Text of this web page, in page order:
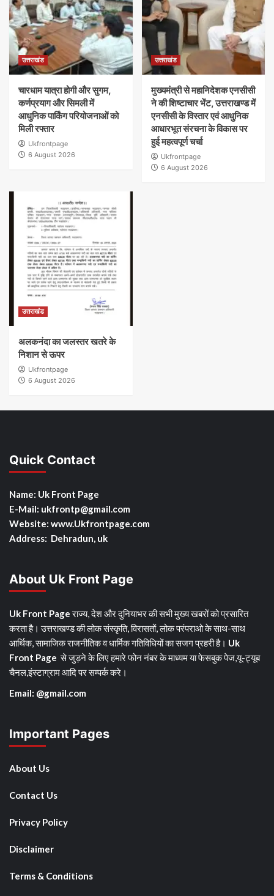
उत्तराखंड
चारधाम यात्रा होगी और सुगम,
कर्णप्रयाग और सिमली में
आधुनिक पार्किंग परियोजनाओं को
मिली रफ्तार
Ukfrontpage
6 August 2026
उत्तराखंड
मुख्यमंत्री से महानिदेशक एनसीसी
ने की शिष्टाचार भेंट, उत्तराखण्ड में
एनसीसी के विस्तार एवं आधुनिक
आधारभूत संरचना के विकास पर
हुई महत्वपूर्ण चर्चा
Ukfrontpage
6 August 2026
उत्तराखंड
अलकनंदा का जलस्तर खतरे के
निशान से ऊपर
Ukfrontpage
6 August 2026
Quick Contact
Name: Uk Front Page
E-Mail: ukfrontp@gmail.com
Website: www.Ukfrontpage.com
Address: Dehradun, uk
About Uk Front Page
Uk Front Pageराज्य, देश और दुनियाभर की सभी मुख्य खबरों को प्रसारित
करता है। उत्तराखण्ड की लोक संस्कृति, विरासतों, लोक परंपराओ के साथ-साथ
आर्थिक, सामाजिक राजनीतिक व धार्मिक गतिविधियों का सजग प्रहरी है। Uk
Front Page से जुड़ने के लिए हमारे फोन नंबर के माध्यम या फेसबुक पेज,यू-ट्यूब
चैनल,इंस्टाग्राम आदि पर सम्पर्क करे।
Email: @gmail.com
Important Pages
About Us
Contact Us
Privacy Policy
Disclaimer
Terms & Conditions